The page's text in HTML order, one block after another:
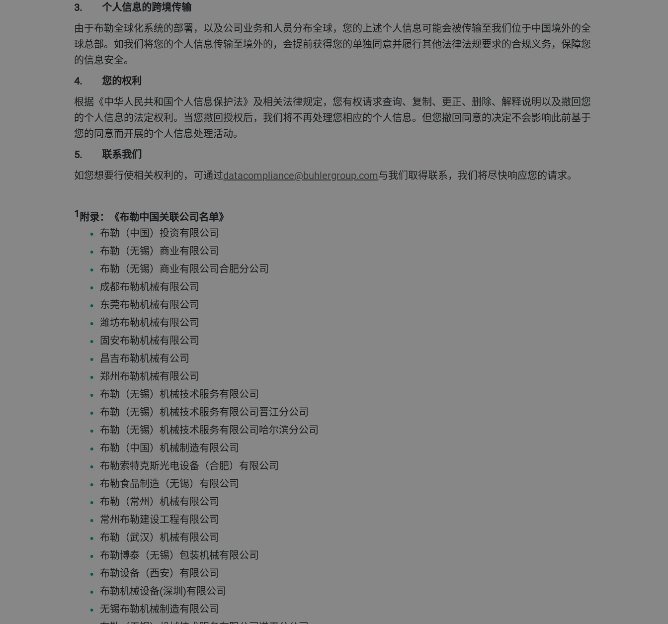
3. 个人信息的跨境传输
由于布勒全球化系统的部署，以及公司业务和人员分布全球，您的上述个人信息可能会被传输至我们位于中国境外的全
球总部。如我们将您的个人信息传输至境外的，会提前获得您的单独同意并履行其他法律法规要求的合规义务，保障您
的信息安全。
4. 您的权利
根据《中华人民共和国个人信息保护法》及相关法律规定，您有权请求查询、复制、更正、删除、解释说明以及撤回您
的个人信息的法定权利。当您撤回授权后，我们将不再处理您相应的个人信息。但您撤回同意的决定不会影响此前基于
您的同意而开展的个人信息处理活动。
5. 联系我们
如您想要行使相关权利的，可通过datacompliance@buhlergroup.com与我们取得联系，我们将尽快响应您的请求。
1 附录：《布勒中国关联公司名单》
布勒（中国）投资有限公司
布勒（无锡）商业有限公司
布勒（无锡）商业有限公司合肥分公司
成都布勒机械有限公司
东莞布勒机械有限公司
潍坊布勒机械有限公司
固安布勒机械有限公司
昌吉布勒机械有公司
郑州布勒机械有限公司
布勒（无锡）机械技术服务有限公司
布勒（无锡）机械技术服务有限公司晋江分公司
布勒（无锡）机械技术服务有限公司哈尔滨分公司
布勒（中国）机械制造有限公司
布勒索特克斯光电设备（合肥）有限公司
布勒食品制造（无锡）有限公司
布勒（常州）机械有限公司
常州布勒建设工程有限公司
布勒（武汉）机械有限公司
布勒博泰（无锡）包装机械有限公司
布勒设备（西安）有限公司
布勒机械设备(深圳)有限公司
无锡布勒机械制造有限公司